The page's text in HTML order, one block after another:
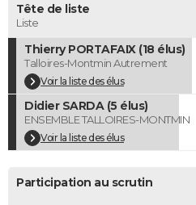
COPAINS D'AVANT
S'inscrire
Se connecter
Lycées
Collèges
Primaires
Universités
Entreprises
Service militaire
Avis de recherche
AVIS DE DÉCÈS
FORUM
Bricolage
Lifestyle
Culture
Sport
Auto
Television
Voyage
Cinema
Tête de liste
Liste
Thierry PORTAFAIX (18 élus)
Talloires-Montmin Autrement
Voir la liste des élus
Didier SARDA (5 élus)
ENSEMBLE TALLOIRES-MONTMIN
Voir la liste des élus
Participation au scrutin